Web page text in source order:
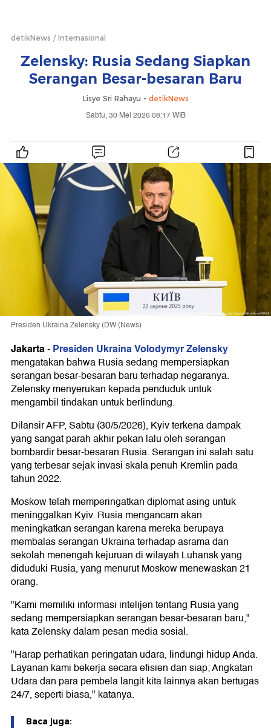
detikNews Internasional
Zelensky: Rusia Sedang Siapkan
Serangan Besar-besaran Baru
Lisye Sri Rahayu - detikNews
Sabtu, 30 Mei 2026 08:17 WIB
Presiden Ukraina Zelensky (DW (News)
Jakarta-Presiden Ukraina Volodymyr Zelensky
mengatakan bahwa Rusia sedang mempersiapkan
serangan besar-besaran baru terhadap negaranya.
Zelensky menyerukan kepada penduduk untuk
mengambil tindakan untuk berlindung.
Dilansir AFP, Sabtu (30/5/2026), Kyiv terkena dampak
yang sangat parah akhir pekan lalu oleh serangan
bombardir besar-besaran Rusia. Serangan ini salah satu
yang terbesar sejak invasi skala penuh Kremlin pada
tahun 2022.
Moskow telah memperingatkan diplomat asing untuk
meninggalkan Kyiv. Rusia mengancam akan
meningkatkan serangan karena mereka berupaya
membalas serangan Ukraina terhadap asrama dan
sekolah menengah kejuruan di wilayah Luhansk yang
diduduki Rusia, yang menurut Moskow menewaskan 21
orang.
"Kami memiliki informasi intelijen tentang Rusia yang
sedang mempersiapkan serangan besar-besaran baru,"
kata Zelensky dalam pesan media sosial.
"Harap perhatikan peringatan udara, lindungi hidup Anda.
Layanan kami bekerja secara efisien dan siap; Angkatan
Udara dan para pembela langit kita lainnya akan bertugas
24/7, seperti biasa," katanya.
Baca juga: